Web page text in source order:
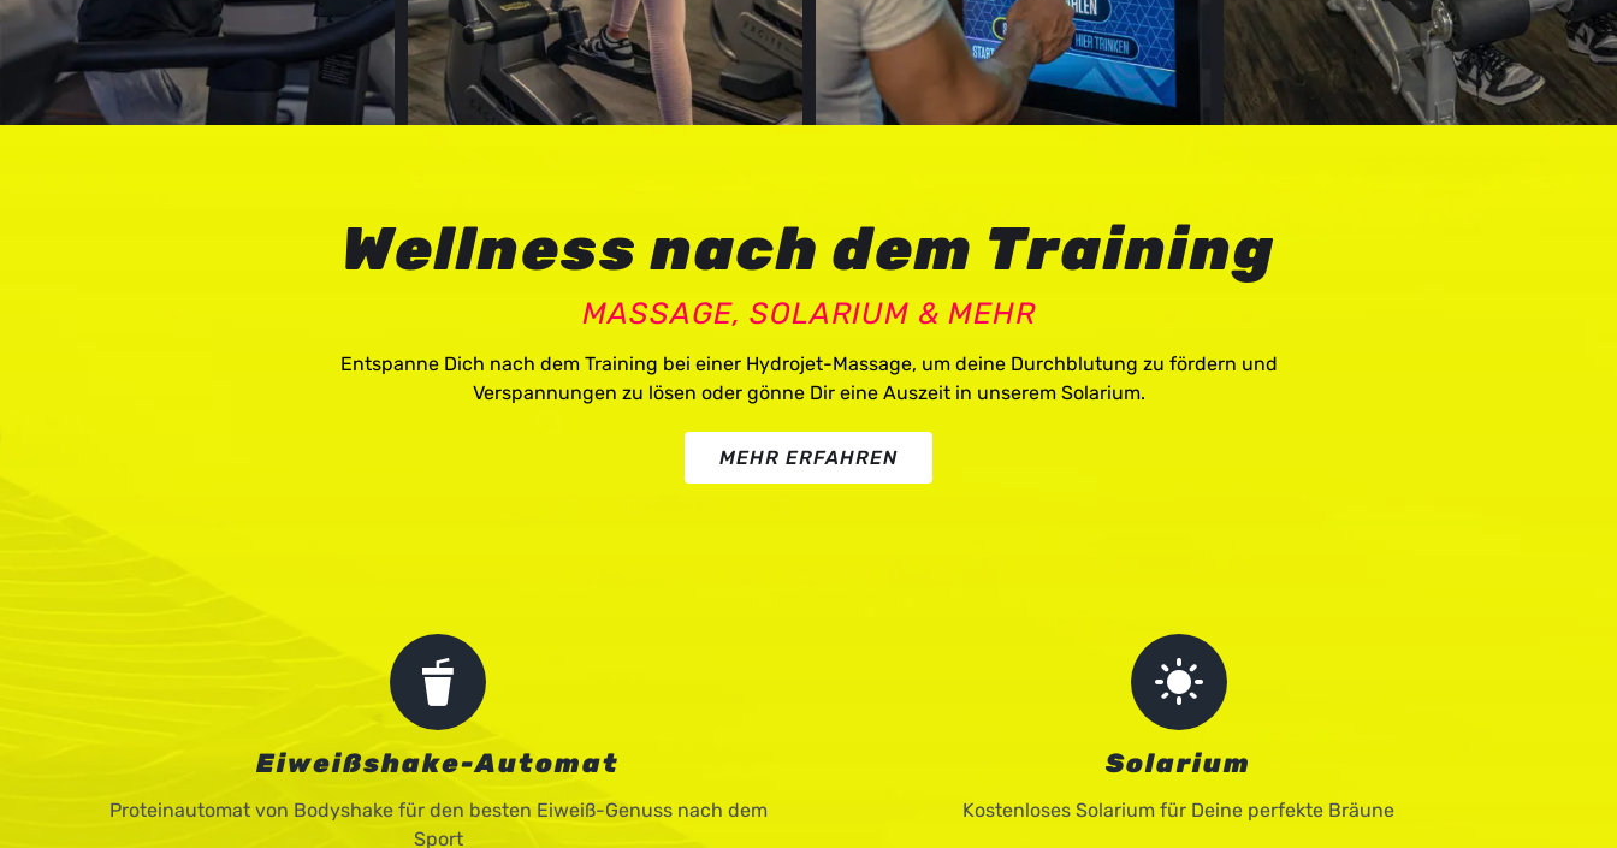
Wellness nach dem Training
MASSAGE, SOLARIUM & MEHR
Entspanne Dich nach dem Training bei einer Hydrojet-Massage, um deine Durchblutung zu fördern und
Verspannungen zu lösen oder gönne Dir eine Auszeit in unserem Solarium.
MEHR ERFAHREN
Eiweißshake-Automat
Proteinautomat von Bodyshake für den besten Eiweiß-Genuss nach dem
Sport
Solarium
Kostenloses Solarium für Deine perfekte Bräune